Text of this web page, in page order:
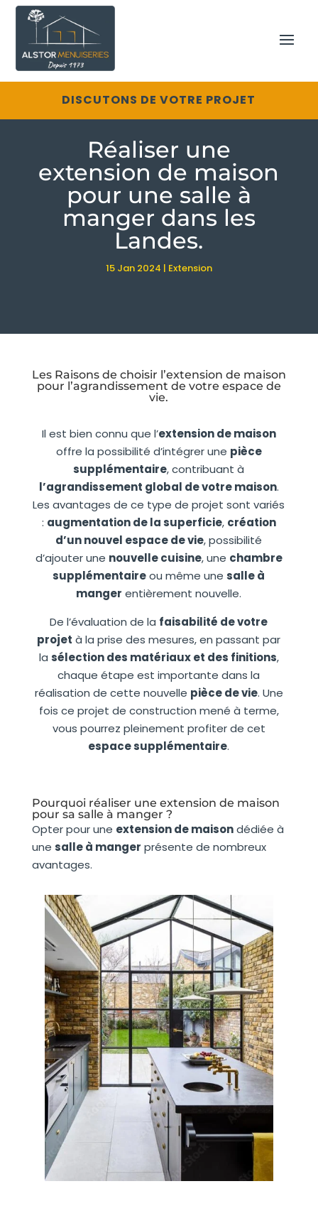
DISCUTONS DE VOTRE PROJET
Réaliser une
extension de maison
pour une salle à
manger dans les
Landes.
15 Jan 2024 | Extension
Les Raisons de choisir l’extension de maison
pour l’agrandissement de votre espace de
vie.
Il est bien connu que l’extension de maison
offre la possibilité d’intégrer une pièce
supplémentaire, contribuant à
l’agrandissement global de votre maison.
Les avantages de ce type de projet sont variés
: augmentation de la superficie, création
d’un nouvel espace de vie, possibilité
d’ajouter une nouvelle cuisine, une chambre
supplémentaireou même unesalle à
manger entièrement nouvelle.
De l’évaluation de la faisabilité de votre
projet à la prise des mesures, en passant par
la sélection des matériaux et des finitions,
chaque étape est importante dans la
réalisation de cette nouvelle pièce de vie. Une
fois ce projet de construction mené à terme,
vous pourrez pleinement profiter de cet
espace supplémentaire.
Pourquoi réaliser une extension de maison
pour sa salle à manger ?
Opter pour une extension de maisondédiée à
une salle à manger présente de nombreux
avantages.